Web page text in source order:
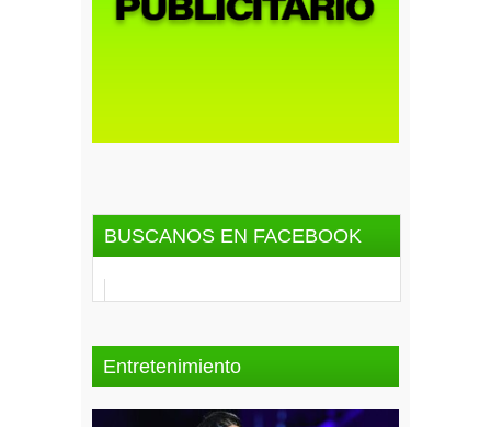
BUSCANOS EN FACEBOOK
Entretenimiento